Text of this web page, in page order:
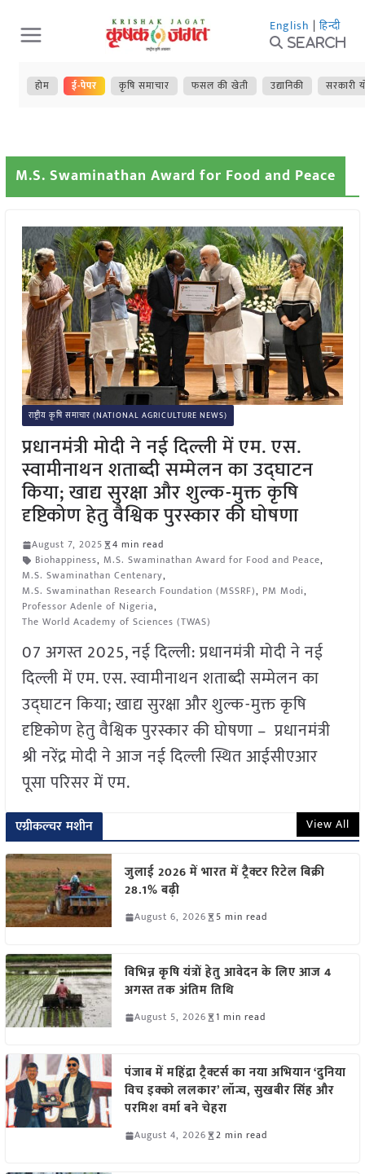
Skip
to
content
English | हिन्दी
Search
होम ई-पेपर कृषि समाचार फसल की खेती उद्यानिकी सरकारी
M.S. Swaminathan Award for Food and Peace
राष्ट्रीय कृषि समाचार (NATIONAL AGRICULTURE NEWS)
प्रधानमंत्री मोदी ने नई दिल्ली में एम. एस.
स्वामीनाथन शताब्दी सम्मेलन का उद्घाटन
किया; खाद्य सुरक्षा और शुल्क-मुक्त कृषि
दृष्टिकोण हेतु वैश्विक पुरस्कार की घोषणा
August 7, 2025
4 min read
Biohappiness, M.S. Swaminathan Award for Food and Peace,
M.S. Swaminathan Centenary,
M.S. Swaminathan Research Foundation (MSSRF), PM Modi,
Professor Adenle of Nigeria,
The World Academy of Sciences (TWAS)
07 अगस्त 2025, नई दिल्ली: प्रधानमंत्री मोदी ने नई
दिल्ली में एम. एस. स्वामीनाथन शताब्दी सम्मेलन का
उद्घाटन किया; खाद्य सुरक्षा और शुल्क-मुक्त कृषि
दृष्टिकोण हेतु वैश्विक पुरस्कार की घोषणा – प्रधानमंत्री
श्री नरेंद्र मोदी ने आज नई दिल्ली स्थित आईसीएआर
पूसा परिसर में एम.
एग्रीकल्चर मशीन View All
जुलाई 2026 में भारत में ट्रैक्टर रिटेल बिक्री
28.1% बढ़ी
August 6, 2026 5 min read
विभिन्न कृषि यंत्रों हेतु आवेदन के लिए आज 4
अगस्त तक अंतिम तिथि
August 5, 2026 1 min read
पंजाब में महिंद्रा ट्रैक्टर्स का नया अभियान ‘दुनिया
विच इक्को ललकार’ लॉन्च, सुखबीर सिंह और
परमिश वर्मा बने चेहरा
August 4, 2026 2 min read